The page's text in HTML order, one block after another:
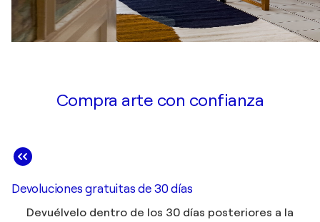
Compra arte con confianza
Devoluciones gratuitas de 30 días
Devuélvelo dentro de los 30 días posteriores a la